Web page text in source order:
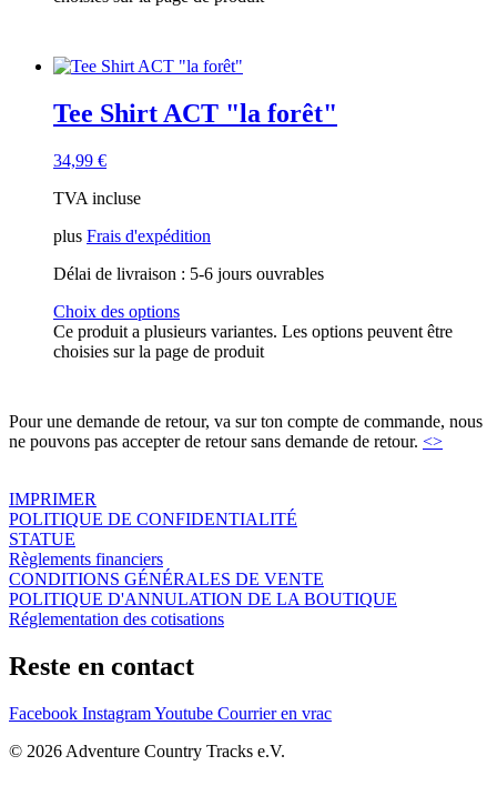
Tee Shirt ACT "la forêt"
34,99 €
TVA incluse
plus Frais d'expédition
Délai de livraison : 5-6 jours ouvrables
Choix des options
Ce produit a plusieurs variantes. Les options peuvent être
choisies sur la page de produit
Pour une demande de retour, va sur ton compte de commande, nous
ne pouvons pas accepter de retour sans demande de retour. <>
IMPRIMER
POLITIQUE DE CONFIDENTIALITÉ
STATUE
Règlements financiers
CONDITIONS GÉNÉRALES DE VENTE
POLITIQUE D'ANNULATION DE LA BOUTIQUE
Réglementation des cotisations
Reste en contact
Facebook InstagramYoutube Courrier en vrac
© 2026 Adventure Country Tracks e.V.